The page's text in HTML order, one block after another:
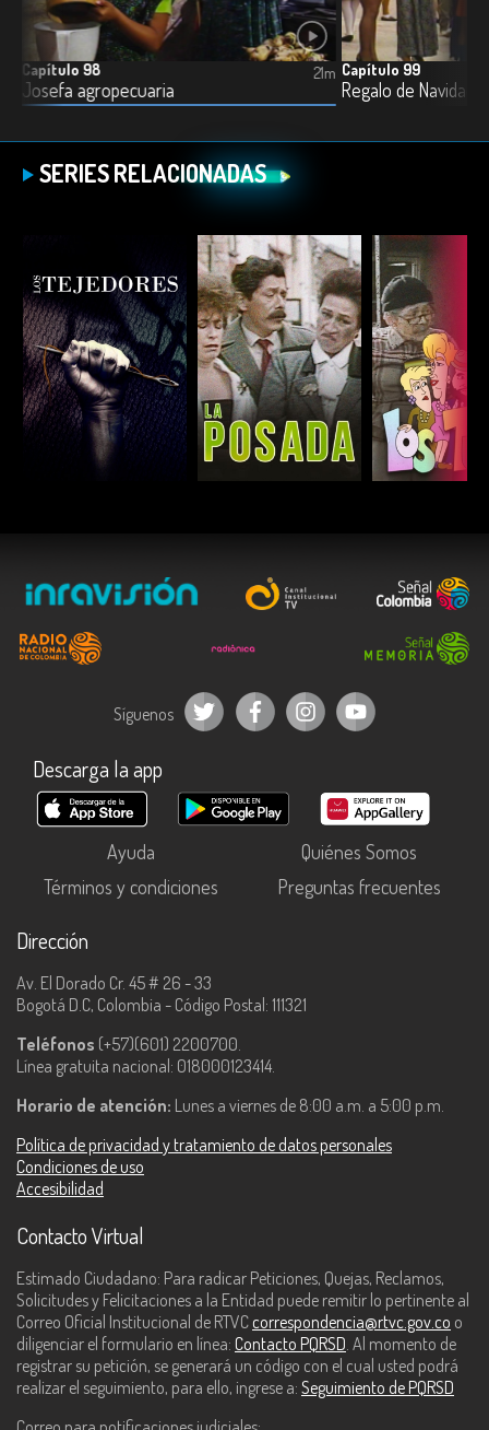
Capítulo 98
Josefa agropecuaria
21m Capítulo 99
Regalo de Navidad I
SERIES RELACIONADAS
ESCUCHAR ESCUCHAR
Síguenos
Descarga la app
Ayuda
Quiénes Somos
Términos y condiciones
Preguntas frecuentes
Dirección
Av. El Dorado Cr. 45 # 26 - 33
Bogotá D.C, Colombia - Código Postal: 111321
Teléfonos (+57)(601) 2200700.
Línea gratuita nacional: 018000123414.
Horario de atención: Lunes a viernes de 8:00 a.m. a 5:00 p.m.
Política de privacidad y tratamiento de datos personales
Condiciones de uso
Accesibilidad
Contacto Virtual
Estimado Ciudadano: Para radicar Peticiones, Quejas, Reclamos,
Solicitudes y Felicitaciones a la Entidad puede remitir lo pertinente al
Correo Oficial Institucional de RTVC correspondencia@rtvc.gov.co o
diligenciar el formulario en línea: Contacto PQRSD. Al momento de
registrar su petición, se generará un código con el cual usted podrá
realizar el seguimiento, para ello, ingrese a: Seguimiento de PQRSD